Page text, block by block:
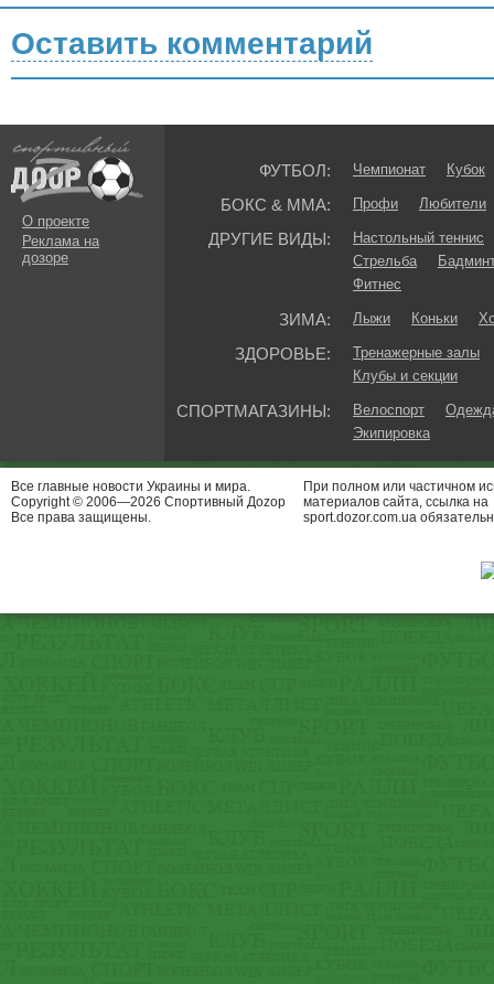
Оставить комментарий
О проекте
Реклама на
дозоре
ФУТБОЛ: Чемпионат Кубок
БОКС & ММА: Профи Любители
ДРУГИЕ ВИДЫ:
Настольный теннис
Стрельба
Фитнес
ЗИМА: Лыжи Коньки
ЗДОРОВЬЕ:
Тренажерные залы
Клубы и секции
СПОРТМАГАЗИНЫ: Велоспорт
Экипировка
Все главные новости Украины и мира.
Copyright © 2006—2026 Спортивный Доzор
Все права защищены.
При полном или частичном
материалов сайта, ссылка на
sport.dozor.com.ua